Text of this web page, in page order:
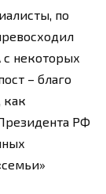
по
некоторых
– благо
как
РФ